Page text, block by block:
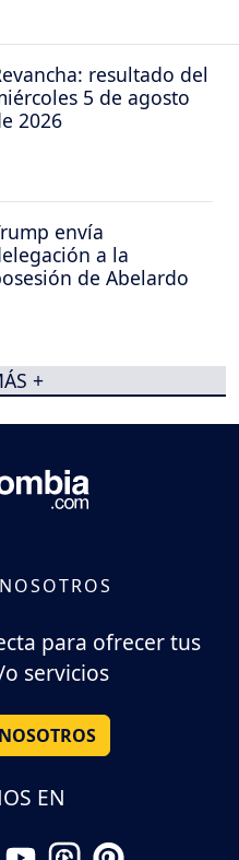
resultado del
5 de agosto
2026
envía
a la
de Abelardo
+
para ofrecer tus
servicios
EN